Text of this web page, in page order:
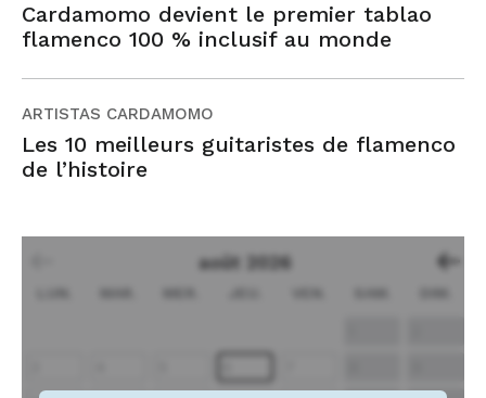
Cardamomo devient le premier tablao
flamenco 100 % inclusif au monde
ARTISTAS CARDAMOMO
Les 10 meilleurs guitaristes de flamenco
de l’histoire